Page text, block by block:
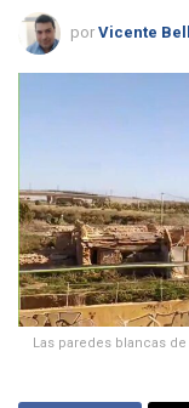
por Vicente
Las paredes blancas